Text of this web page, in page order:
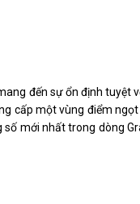
đến sự ổn định tuyệt
cấp một vùng điểm
mới nhất trong dòng